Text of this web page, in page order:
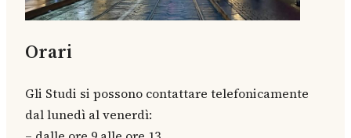
Orari
Gli Studi si possono contattare telefonicamente
dal lunedì al venerdì: